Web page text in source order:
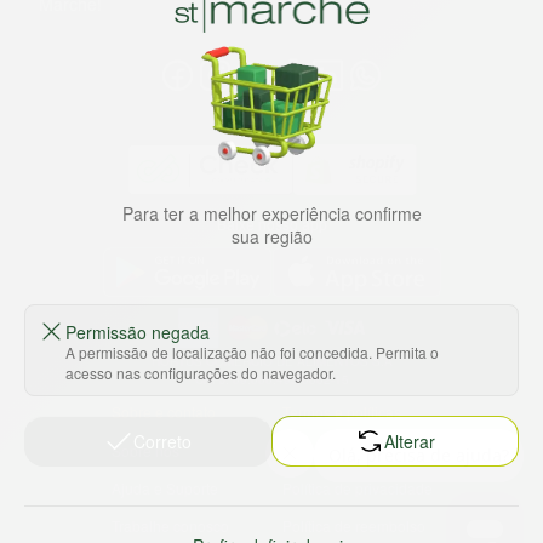
HORTUS COMERCIO DE ALIMENTOS S.A
CNPJ: 09.000.493/0002-15
Termos e políticas
Termos de serviço
Baixe nosso app
Para ter a melhor experiência confirme
sua região
Permissão negada
A permissão de localização não foi concedida. Permita o
acesso nas configurações do navegador.
Alterar